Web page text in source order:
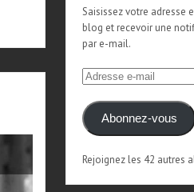
Saisissez votre adresse
blog et recevoir une
par e-mail.
Adresse
mail
Abonnez-vous
Rejoignez les 42 autres